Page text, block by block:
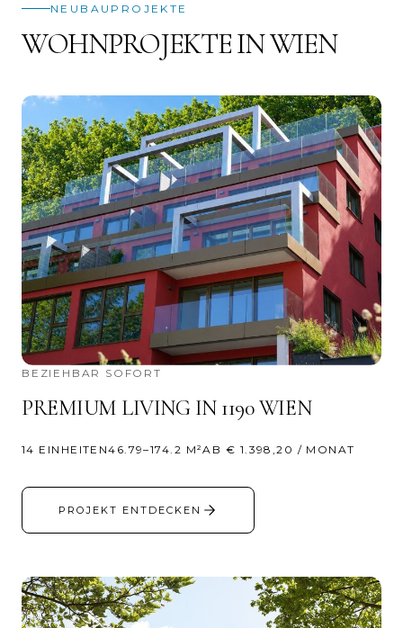
NEUBAUPROJEKTE
WOHNPROJEKTE IN WIEN
BEZIEHBAR SOFORT
PREMIUM LIVING IN 1190 WIEN
14 EINHEITEN46.79–174.2 M²AB € 1.398,20 / MONAT
PROJEKT ENTDECKEN